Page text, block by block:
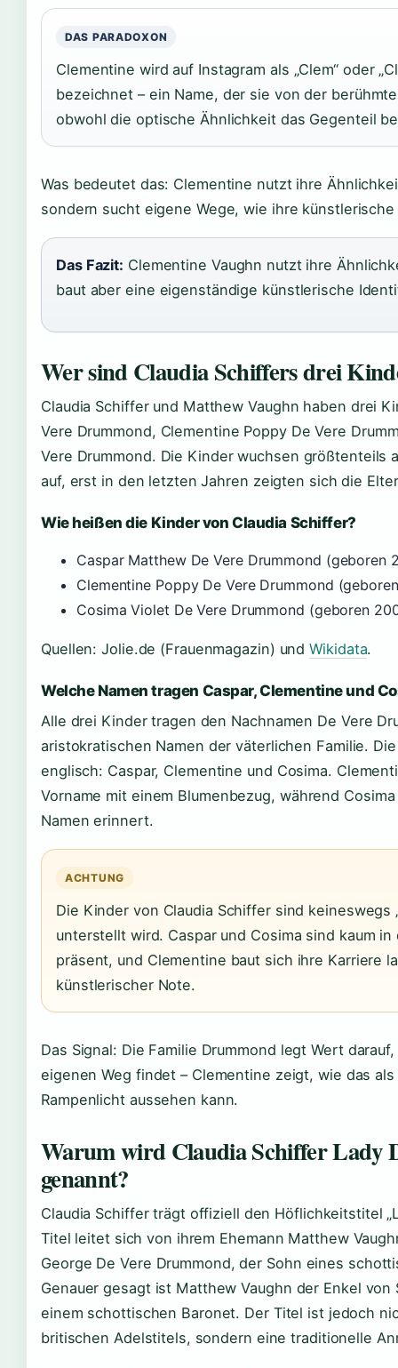
DAS PARADOXON
Clementine wird auf Instagram als „Clem“ oder
bezeichnet – ein Name, der sie von der
obwohl die optische Ähnlichkeit das Gegenteil
Was bedeutet das: Clementine nutzt ihre
sondern sucht eigene Wege, wie ihre
Das Fazit: Clementine Vaughn nutzt ihre
baut aber eine eigenständige künstlerische
Wer sind Claudia Schiffers drei
Claudia Schiffer und Matthew Vaughn haben drei
Vere Drummond, Clementine Poppy De Vere
Vere Drummond. Die Kinder wuchsen größtenteils
auf, erst in den letzten Jahren zeigten sich die
Wie heißen die Kinder von Claudia Schiffer?
Caspar Matthew De Vere Drummond (geboren
Clementine Poppy De Vere Drummond
Cosima Violet De Vere Drummond (geboren
Quellen: Jolie.de (Frauenmagazin) undWikidata.
Welche Namen tragen Caspar, Clementine und
Alle drei Kinder tragen den Nachnamen De Vere
aristokratischen Namen der väterlichen Familie.
englisch: Caspar, Clementine und Cosima.
Vorname mit einem Blumenbezug, während
Namen erinnert.
ACHTUNG
Die Kinder von Claudia Schiffer sind keineswegs
unterstellt wird. Caspar und Cosima sind kaum
präsent, und Clementine baut sich ihre Karriere
künstlerischer Note.
Das Signal: Die Familie Drummond legt Wert
eigenen Weg findet – Clementine zeigt, wie das
Rampenlicht aussehen kann.
Warum wird Claudia Schiffer Lady
genannt?
Claudia Schiffer trägt offiziell den Höflichkeitstitel
Titel leitet sich von ihrem Ehemann Matthew
George De Vere Drummond, der Sohn eines
Genauer gesagt ist Matthew Vaughn der Enkel von
einem schottischen Baronet. Der Titel ist jedoch
britischen Adelstitels, sondern eine traditionelle